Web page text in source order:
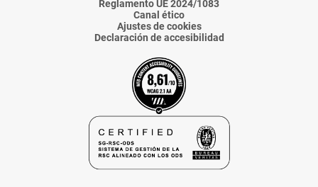
Reglamento UE 2024/1083
Canal ético
Ajustes de cookies
Declaración de accesibilidad